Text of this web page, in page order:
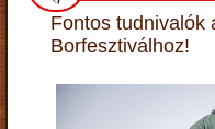
Fontos tudnivalók
Borfesztiválhoz!